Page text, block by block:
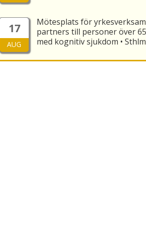
17
AUG
Mötesplats för
partners till personer över
med kognitiv sjukdom • Sthlm